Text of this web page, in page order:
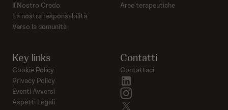
Il Nostro Credo
La nostra responsabilità
Verso la comunità
Aree terapeutiche
Contatti
Contattaci
Key links
Cookie Policy
Privacy Policy
Eventi Avversi
Aspetti Legali